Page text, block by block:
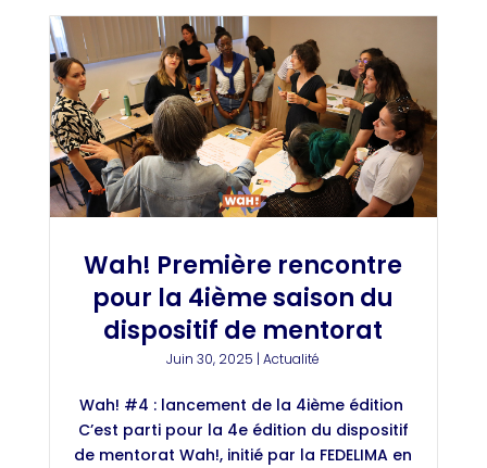
Wah! Première rencontre
pour la 4ième saison du
dispositif de mentorat
Juin 30, 2025 |Actualité
Wah! #4 : lancement de la 4ième édition
C’est parti pour la 4e édition du dispositif
de mentorat Wah!, initié par la FEDELIMA en